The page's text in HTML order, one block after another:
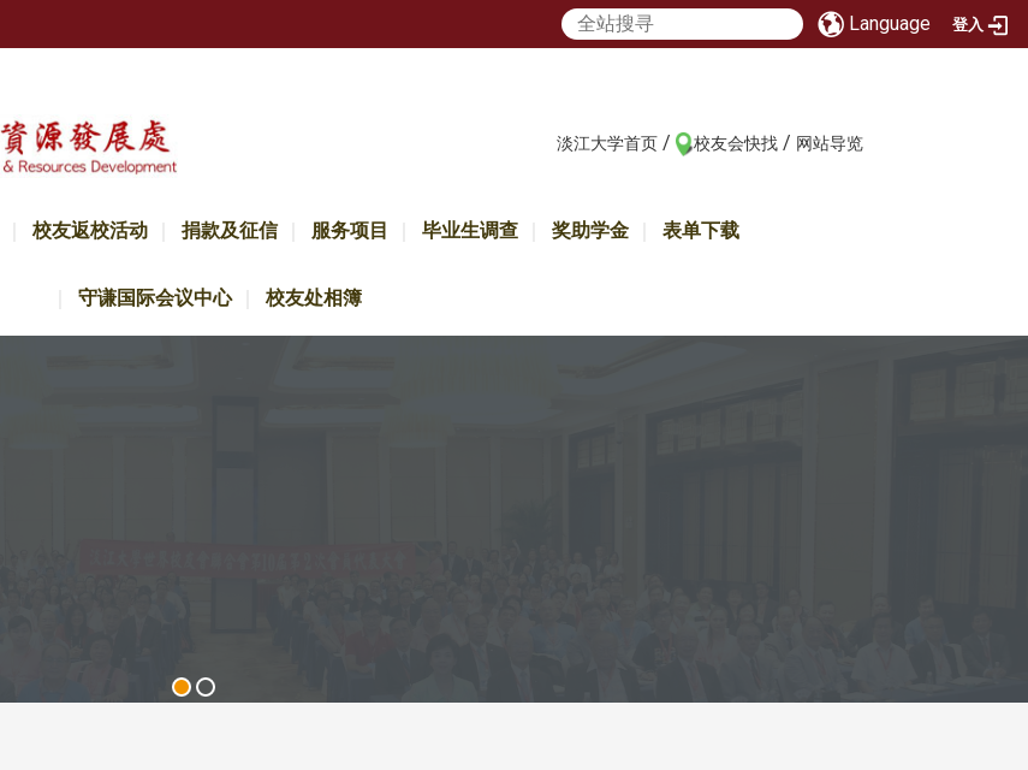
Language 登入
淡江大学首页 / 校友会快找 / 网站导览
校友返校活动 捐款及征信 服务项目 毕业生调查 奖助学金 表单下载
守谦国际会议中心 校友处相簿